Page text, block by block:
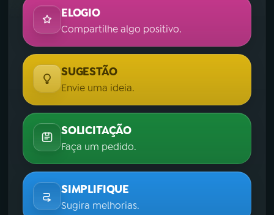
ELOGIO
Compartilhe algo positivo.
SUGESTÃO
Envie uma ideia.
SOLICITAÇÃO
Faça um pedido.
SIMPLIFIQUE
Sugira melhorias.